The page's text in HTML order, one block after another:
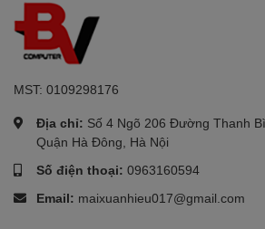
MST: 0109298176
Địa chỉ: Số 4 Ngõ 206 Đường Thanh
Quận Hà Đông, Hà Nội
Số điện thoại: 0963160594
Email: maixuanhieu017@gmail.com